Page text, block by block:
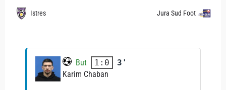
Istres Jura Sud Foot
But 1:0
3'
Karim Chaban